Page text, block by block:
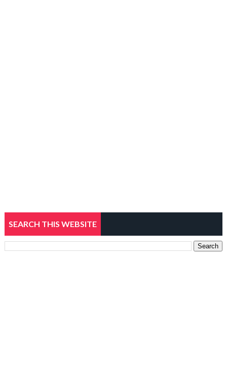
SEARCH THIS WEBSITE